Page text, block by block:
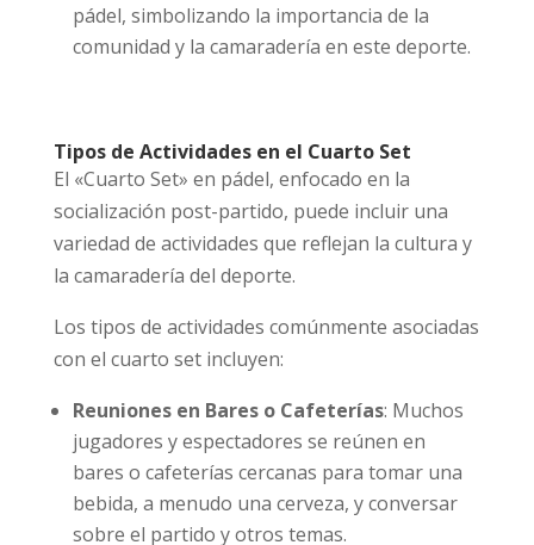
pádel, simbolizando la importancia de la
comunidad y la camaradería en este deporte.
Tipos de Actividades en el Cuarto Set
El «Cuarto Set» en pádel, enfocado en la
socialización post-partido, puede incluir una
variedad de actividades que reflejan la cultura y
la camaradería del deporte.
Los tipos de actividades comúnmente asociadas
con el cuarto set incluyen:
Reuniones en Bares o Cafeterías: Muchos
jugadores y espectadores se reúnen en
bares o cafeterías cercanas para tomar una
bebida, a menudo una cerveza, y conversar
sobre el partido y otros temas.